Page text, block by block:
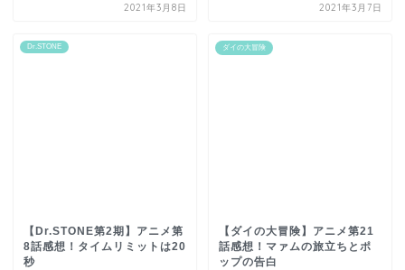
2021年3月8日 2021年3月7日
Dr.STONE
【Dr.STONE第2期】アニメ第
8話感想！タイムリミットは20
秒
ダイの大冒険
【ダイの大冒険】アニメ第21
話感想！マァムの旅立ちとポ
ップの告白